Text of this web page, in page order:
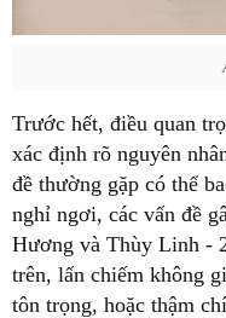
Trước hết, điều quan
xác định rõ nguyên
đề thường gặp có thể
nghỉ ngơi, các vấn đề
Hương và Thùy Linh -
trên, lấn chiếm không
tôn trọng, hoặc thậm